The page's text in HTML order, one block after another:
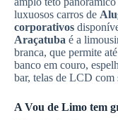
luxuosos carros de
corporativos
Araçatuba é a
branca, que permite
banco em couro,
bar, telas de LCD com
A Vou de Limo tem